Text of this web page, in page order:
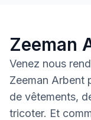
Zeeman
Venez nous
Zeeman Arbent
de vêtements,
tricoter. Et